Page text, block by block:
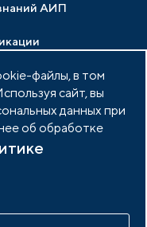
АИП
в личный кабинет
файлы, в том
сайт, вы
данных при
об обработке